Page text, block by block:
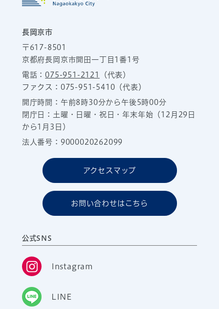
長岡京市
〒617-8501
京都府長岡京市開田一丁目1番1号
電話：075-951-2121
（代表）
ファクス：075-951-5410（代表）
開庁時間：午前8時30分から午後5時00分
閉庁日：土曜・日曜・祝日・年末年始（12月29日
から1月3日）
法人番号：9000020262099
アクセスマップ
お問い合わせはこちら
公式SNS
Instagram
LINE